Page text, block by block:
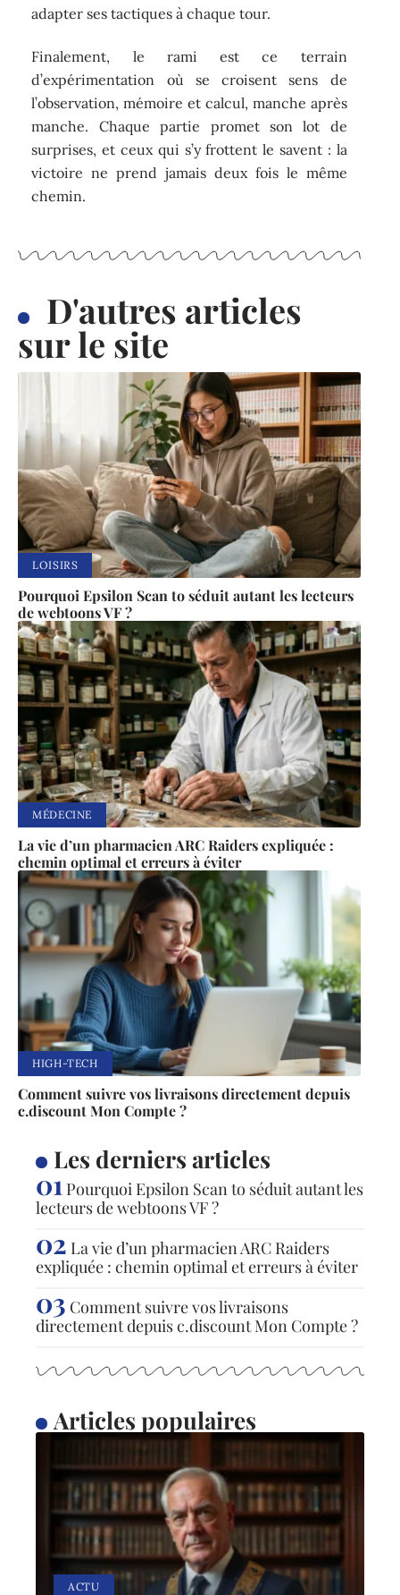
adapter ses tactiques à chaque tour.
Finalement, le rami est ce terrain
d’expérimentation où se croisent sens de
l’observation, mémoire et calcul, manche après
manche. Chaque partie promet son lot de
surprises, et ceux qui s’y frottent le savent : la
victoire ne prend jamais deux fois le même
chemin.
D'autres articles
sur le site
LOISIRS
Pourquoi Epsilon Scan to séduit autant les lecteurs
de webtoons VF ?
MÉDECINE
La vie d’un pharmacien ARC Raiders expliquée :
chemin optimal et erreurs à éviter
HIGH-TECH
Comment suivre vos livraisons directement depuis
c.discount Mon Compte ?
Les derniers articles
Pourquoi Epsilon Scan to séduit autant les
lecteurs de webtoons VF ?
La vie d’un pharmacien ARC Raiders
expliquée : chemin optimal et erreurs à éviter
Comment suivre vos livraisons
directement depuis c.discount Mon Compte ?
Articles populaires
ACTU